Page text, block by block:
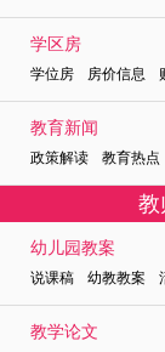
学区房
学位房 房价信息
教育新闻
政策解读 教育热
教
幼儿园教案
说课稿 幼教教案
教学论文